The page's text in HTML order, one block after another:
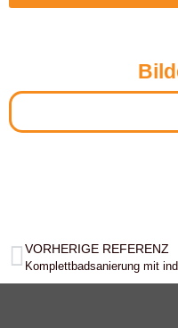
VORHERIGE REFERENZ